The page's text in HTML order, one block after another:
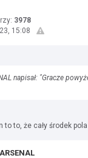
3978
15:08
napisał: "Gracze
to to, że cały środek